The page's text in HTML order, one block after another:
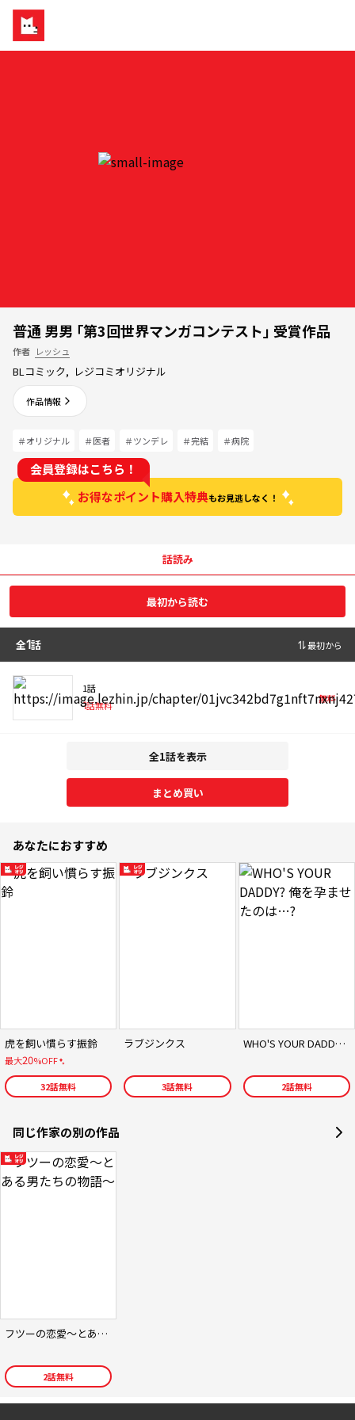
普通 男男 ｢第3回世界マンガコンテスト｣ 受賞作品
作者 レッシュ
BLコミック, レジコミオリジナル
作品情報
＃オリジナル ＃医者 ＃ツンデレ ＃完結 ＃病院
お得なポイント購入特典もお見逃しなく！
会員登録はこちら！
話読み
最初から読む
全1話 最初から
1話
1話無料
無料
全1話を表示
まとめ買い
あなたにおすすめ
虎を飼い慣らす振鈴
最大20%OFF
32話無料
ラブジンクス
3話無料
WHO'S YOUR DADDY? 俺を孕ませたのは…?
2話無料
同じ作家の別の作品
フツーの恋愛〜とある男たちの物語〜
2話無料